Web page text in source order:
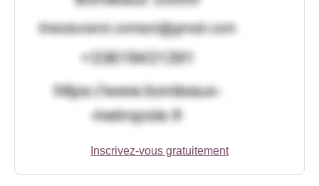
Inscrivez-vous gratuitement